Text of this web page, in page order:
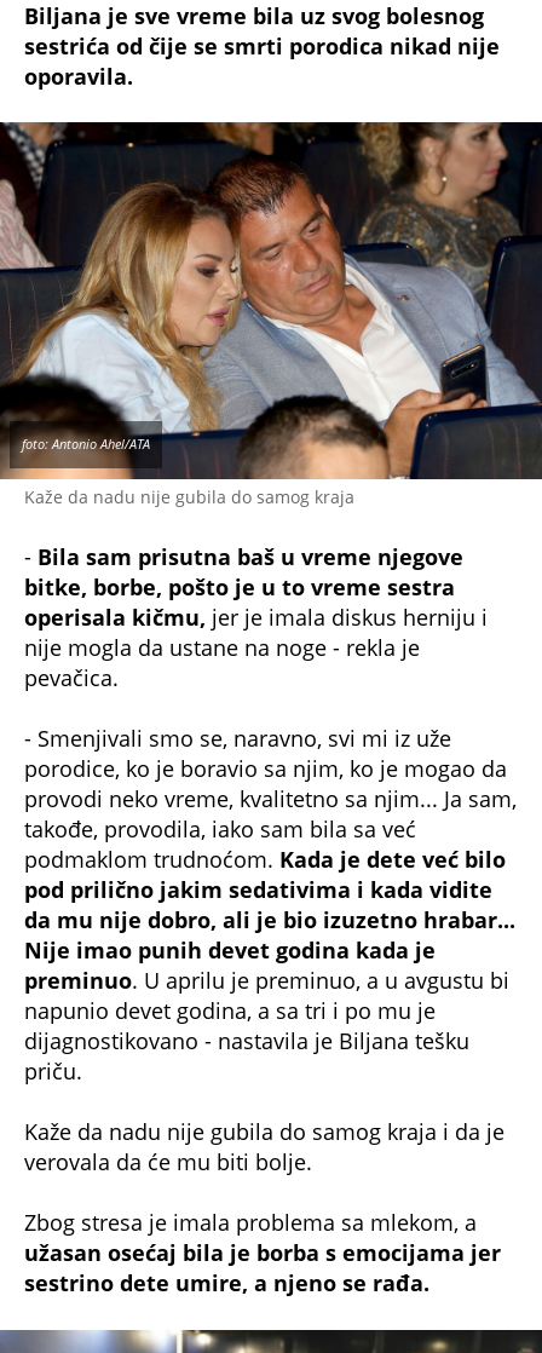
Biljana je sve vreme bila uz svog bolesnog
sestrića od čije se smrti porodica nikad nije
oporavila.
Kaže da nadu nije gubila do samog kraja
foto: Antonio Ahel/ATA
- Bila sam prisutna baš u vreme njegove
bitke, borbe, pošto je u to vreme sestra
operisala kičmu, jer je imala diskus herniju i
nije mogla da ustane na noge - rekla je
pevačica.
- Smenjivali smo se, naravno, svi mi iz uže
porodice, ko je boravio sa njim, ko je mogao da
provodi neko vreme, kvalitetno sa njim... Ja sam,
takođe, provodila, iako sam bila sa već
podmaklom trudnoćom. Kada je dete već bilo
pod prilično jakim sedativima i kada vidite
da mu nije dobro, ali je bio izuzetno hrabar...
Nije imao punih devet godina kada je
preminuo. U aprilu je preminuo, a u avgustu bi
napunio devet godina, a sa tri i po mu je
dijagnostikovano - nastavila je Biljana tešku
priču.
Kaže da nadu nije gubila do samog kraja i da je
verovala da će mu biti bolje.
Zbog stresa je imala problema sa mlekom, a
užasan osećaj bila je borba s emocijama jer
sestrino dete umire, a njeno se rađa.